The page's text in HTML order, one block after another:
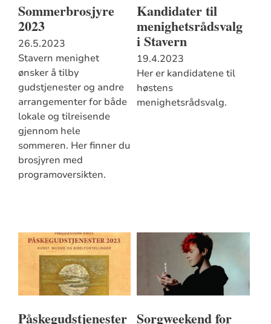
Sommerbrosjyre
2023
26.5.2023
Stavern menighet
ønsker å tilby
gudstjenester og andre
arrangementer for både
lokale og tilreisende
gjennom hele
sommeren. Her finner du
brosjyren med
programoversikten.
Kandidater til
menighetsrådsvalg
i Stavern
19.4.2023
Her er kandidatene til
høstens
menighetsrådsvalg.
Påskegudstjenester Sorgweekend for